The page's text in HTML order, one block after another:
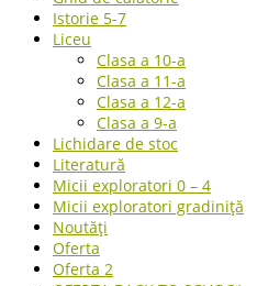
Istorie 5-7
Liceu
Clasa a 10-a
Clasa a 11-a
Clasa a 12-a
Clasa a 9-a
Lichidare de stoc
Literatură
Micii exploratori 0 – 4
Micii exploratori gradiniță
Noutăți
Oferta
Oferta 2